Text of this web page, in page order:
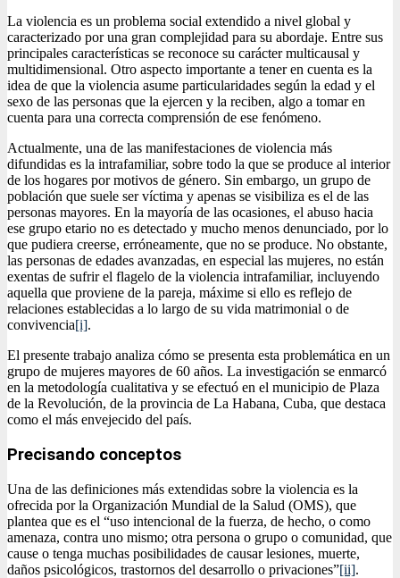
La violencia es un problema social extendido a nivel global y
caracterizado por una gran complejidad para su abordaje. Entre sus
principales características se reconoce su carácter multicausal y
multidimensional. Otro aspecto importante a tener en cuenta es la
idea de que la violencia asume particularidades según la edad y el
sexo de las personas que la ejercen y la reciben, algo a tomar en
cuenta para una correcta comprensión de ese fenómeno.
Actualmente, una de las manifestaciones de violencia más
difundidas es la intrafamiliar, sobre todo la que se produce al interior
de los hogares por motivos de género. Sin embargo, un grupo de
población que suele ser víctima y apenas se visibiliza es el de las
personas mayores. En la mayoría de las ocasiones, el abuso hacia
ese grupo etario no es detectado y mucho menos denunciado, por lo
que pudiera creerse, erróneamente, que no se produce. No obstante,
las personas de edades avanzadas, en especial las mujeres, no están
exentas de sufrir el flagelo de la violencia intrafamiliar, incluyendo
aquella que proviene de la pareja, máxime si ello es reflejo de
relaciones establecidas a lo largo de su vida matrimonial o de
convivencia[i].
El presente trabajo analiza cómo se presenta esta problemática en un
grupo de mujeres mayores de 60 años. La investigación se enmarcó
en la metodología cualitativa y se efectuó en el municipio de Plaza
de la Revolución, de la provincia de La Habana, Cuba, que destaca
como el más envejecido del país.
Precisando conceptos
Una de las definiciones más extendidas sobre la violencia es la
ofrecida por la Organización Mundial de la Salud (OMS), que
plantea que es el “uso intencional de la fuerza, de hecho, o como
amenaza, contra uno mismo; otra persona o grupo o comunidad, que
cause o tenga muchas posibilidades de causar lesiones, muerte,
daños psicológicos, trastornos del desarrollo o privaciones”[ii].